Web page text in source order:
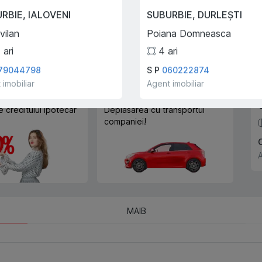
Trade-In
cumpărați acest apartament în
creditului ipotecar
Deplasarea cu transportul
companiei!
MAIB
, IALOVENI
ari
imobiliar
SUBURBIE, DURLEȘTI
Poiana Domneasca
4 ari
S P 060222874
Agent imobiliar